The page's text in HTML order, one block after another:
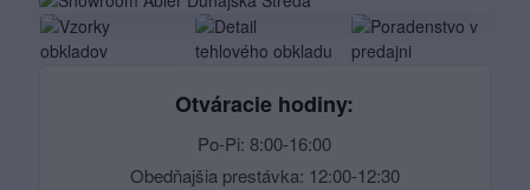
Otváracie hodiny:
Po-Pi: 8:00-16:00
Obedňajšia prestávka: 12:00-12:30